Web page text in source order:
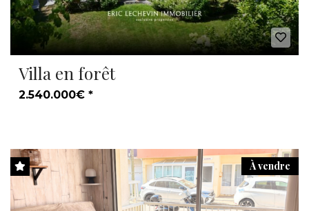
Villa en forêt
2.540.000€ *
À vendre